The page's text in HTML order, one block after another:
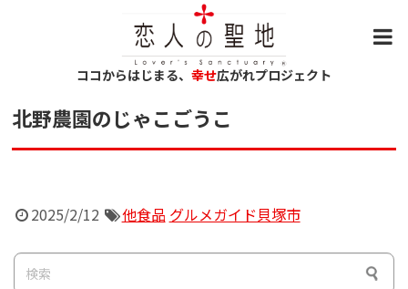
ココからはじまる、 幸せ広がれプロジェクト
北野農園のじゃこごうこ
2025/2/12 他食品 グルメガイド貝塚市